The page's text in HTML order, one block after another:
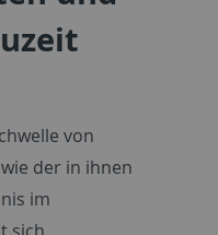
von
der in ihnen
im
sich